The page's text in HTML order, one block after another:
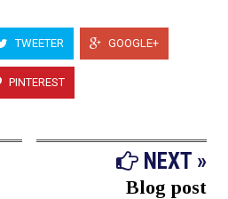
TWEETER GOOGLE+
PINTEREST
NEXT »
Blog post